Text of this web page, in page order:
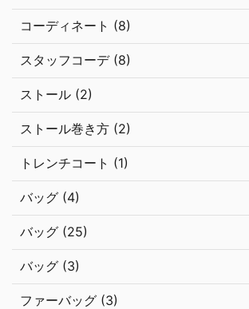
コーディネート (8)
スタッフコーデ (8)
ストール (2)
ストール巻き方 (2)
トレンチコート (1)
バッグ (4)
バッグ (25)
バッグ (3)
ファーバッグ (3)